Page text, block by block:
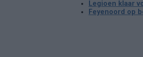
Legioen klaar
Feyenoord op